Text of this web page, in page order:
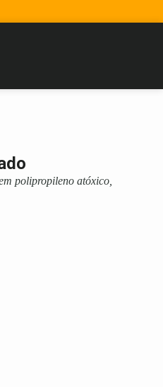
polipropileno atóxico,